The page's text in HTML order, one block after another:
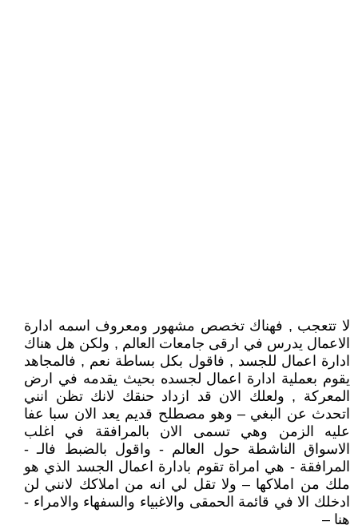
لا تتعجب , فهناك تخصص مشهور ومعروف اسمه ادارة
الاعمال يدرس في ارقى جامعات العالم , ولكن هل هناك
ادارة اعمال للجسد , فاقول بكل بساطة نعم , فالمجاهد
يقوم بعملية ادارة اعمال لجسده بحيث يقدمه في ارض
المعركة , ولعلك الان قد ازداد حنقك لانك تظن انني
اتحدث عن البغي – وهو مصطلح قديم يعد الان سبا عفا
عليه الزمن وهي تسمى الان بالمرافقة في اغلب
الاسواق الناشطة حول العالم - واقول بالضبط فالـ -
المرافقة - هي امراة تقوم بادارة اعمال الجسد الذي هو
ملك من املاكها – ولا تقل لي انه من املاكك لانني لن
ادخلك الا في قائمة الحمقى والاغبياء والسفهاء والامراء -
هنا –